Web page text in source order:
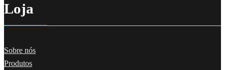
Loja
Sobre nós
Produtos